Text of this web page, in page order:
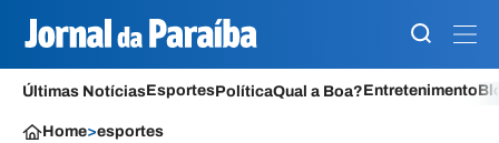
Últimas NotíciasEsportesPolíticaQual a Boa?Entretenimento
Home>esportes